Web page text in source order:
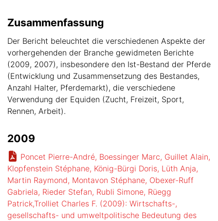
Zusammenfassung
Der Bericht beleuchtet die verschiedenen Aspekte der
vorhergehenden der Branche gewidmeten Berichte
(2009, 2007), insbesondere den Ist-Bestand der Pferde
(Entwicklung und Zusammensetzung des Bestandes,
Anzahl Halter, Pferdemarkt), die verschiedene
Verwendung der Equiden (Zucht, Freizeit, Sport,
Rennen, Arbeit).
2009
Poncet Pierre-André, Boessinger Marc, Guillet Alain,
Klopfenstein Stéphane, König-Bürgi Doris, Lüth Anja,
Martin Raymond, Montavon Stéphane, Obexer-Ruff
Gabriela, Rieder Stefan, Rubli Simone, Rüegg
Patrick,Trolliet Charles F. (2009): Wirtschafts-,
gesellschafts- und umweltpolitische Bedeutung des